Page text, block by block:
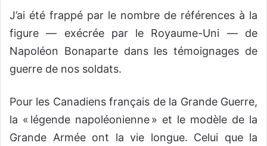
J’ai été frappé par le nombre de références à la
figure — exécrée par le Royaume-Uni — de
Napoléon Bonaparte dans les témoignages de
guerre de nos soldats.
Pour les Canadiens français de la Grande Guerre,
la « légende napoléonienne » et le modèle de la
Grande Armée ont la vie longue. Celui que la